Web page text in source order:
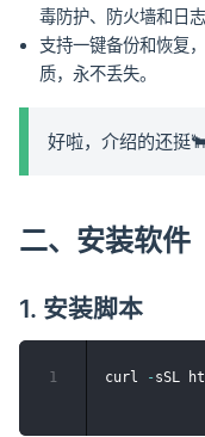
毒防护、防火墙和日
支持一键备份和恢复
质，永不丢失。
好啦，介绍的还挺
二、安装软件
1. 安装脚本
curl - sSL
1